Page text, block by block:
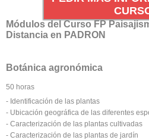
Módulos del Curso FP
Distancia en PADRON
Botánica agronómica
50 horas
- Identificación de las plantas
- Ubicación geográfica de las diferentes
- Caracterización de las plantas cultivadas
- Caracterización de las plantas de jardín